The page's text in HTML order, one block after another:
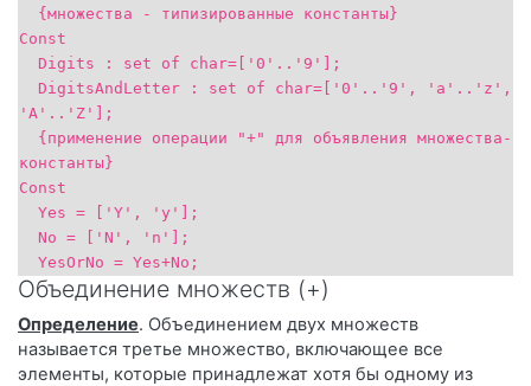
{множества - типизированные константы}
Const
Digits : set of char=['0'..'9'];
DigitsAndLetter : set of char=['0'..'9', 'a'..'z',
'A'..'Z'];
{применение операции "+" для объявления множества-
константы}
Const
Yes = ['Y', 'y'];
No = ['N', 'n'];
YesOrNo = Yes+No;
Объединение множеств (+)
Определение. Объединением двух множеств
называется третье множество, включающее все
элементы, которые принадлежат хотя бы одному из